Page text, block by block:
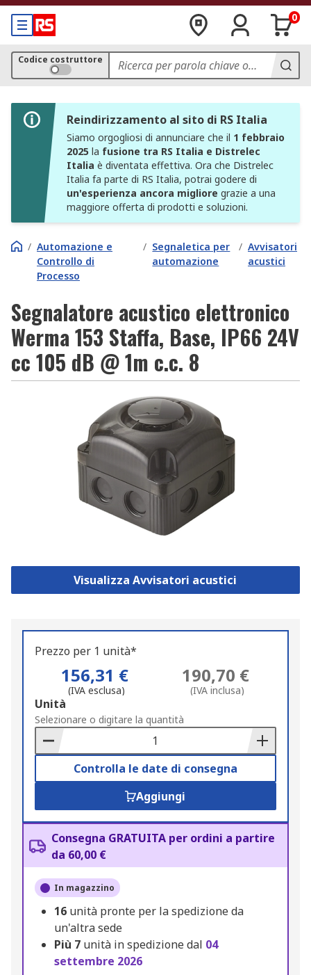
0
Codice costruttore
Reindirizzamento al sito di RS Italia
Siamo orgogliosi di annunciare che il 1 febbraio
2025 la fusione tra RS Italia e Distrelec
Italia è diventata effettiva. Ora che Distrelec
Italia fa parte di RS Italia, potrai godere di
un'esperienza ancora migliore grazie a una
maggiore offerta di prodotti e soluzioni.
/ Automazione e
Controllo di
Processo
/ Segnaletica per
automazione
/ Avvisatori
acustici
Segnalatore acustico elettronico
Werma 153 Staffa, Base, IP66 24V
cc 105 dB @ 1m c.c. 8
Visualizza Avvisatori acustici
Prezzo per 1 unità*
156,31 €
(IVA esclusa)
190,70 €
(IVA inclusa)
Add
to
Basket
Unità
Selezionare o digitare la quantità
Controlla le date di consegna
Aggiungi
Consegna GRATUITA per ordini a partire
da 60,00 €
In magazzino
16 unità pronte per la spedizione da
un'altra sede
Più 7 unità in spedizione dal 04
settembre 2026